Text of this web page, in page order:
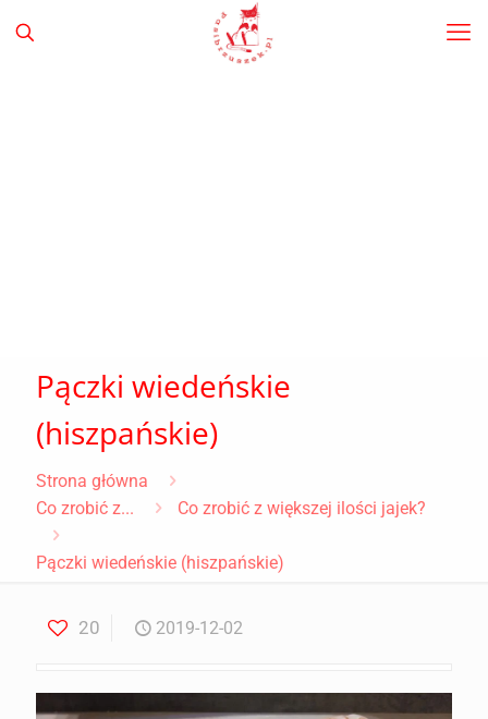
Pączki wiedeńskie
(hiszpańskie)
Strona główna
Co zrobić z...
Co zrobić z większej ilości jajek?
Pączki wiedeńskie (hiszpańskie)
20 2019-12-02